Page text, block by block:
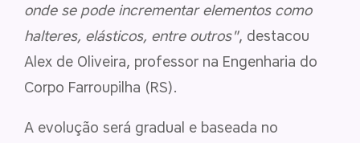
onde se pode incrementar elementos como
halteres, elásticos, entre outros", destacou
Alex de Oliveira, professor na Engenharia do
Corpo Farroupilha (RS).
A evolução será gradual e baseada no